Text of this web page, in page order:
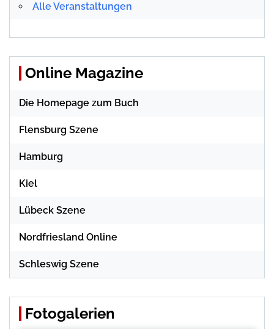
Alle Veranstaltungen
Online Magazine
Die Homepage zum Buch
Flensburg Szene
Hamburg
Kiel
Lübeck Szene
Nordfriesland Online
Schleswig Szene
Fotogalerien